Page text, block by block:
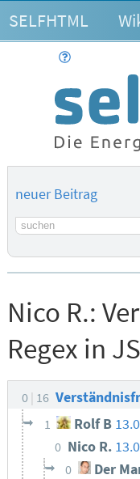
SELFHTML
neuer Beitrag
Suchbegriff
Nico R.:
Regex in
0 16
1 Rolf B
0 Nico R.
0 Der